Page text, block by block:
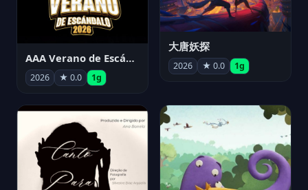
AAA Verano de Escándalo 2026 - Week 3
2026 ★ 0.0 1g
大唐妖探
2026 ★ 0.0 1g